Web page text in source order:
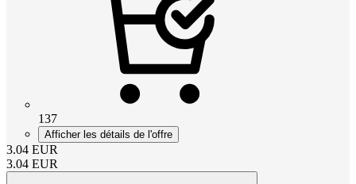
137
Afficher les détails de l'offre
3.04 EUR
3.04 EUR